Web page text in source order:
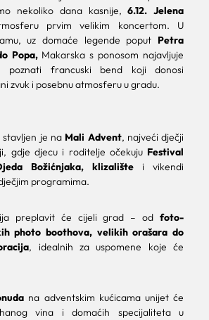
nekoliko dana kasnije,6.12. Jelena
prvim velikim koncertom. U
uz domaće legende poput Petra
Popa,Makarska s ponosom najavljuje
poznati francuski bend koji donosi
zvuk i posebnu atmosferu u gradu.
stavljen je na Mali Advent, najveći dječji
gdje djecu i roditelje očekuju Festival
Božićnjaka, klizalište i vikendi
programima.
preplavit će cijeli grad – odfoto-
photo boothova, velikih orašara do
, idealnih za uspomene koje će
na adventskim kućicama unijet će
vina i domaćih specijaliteta u